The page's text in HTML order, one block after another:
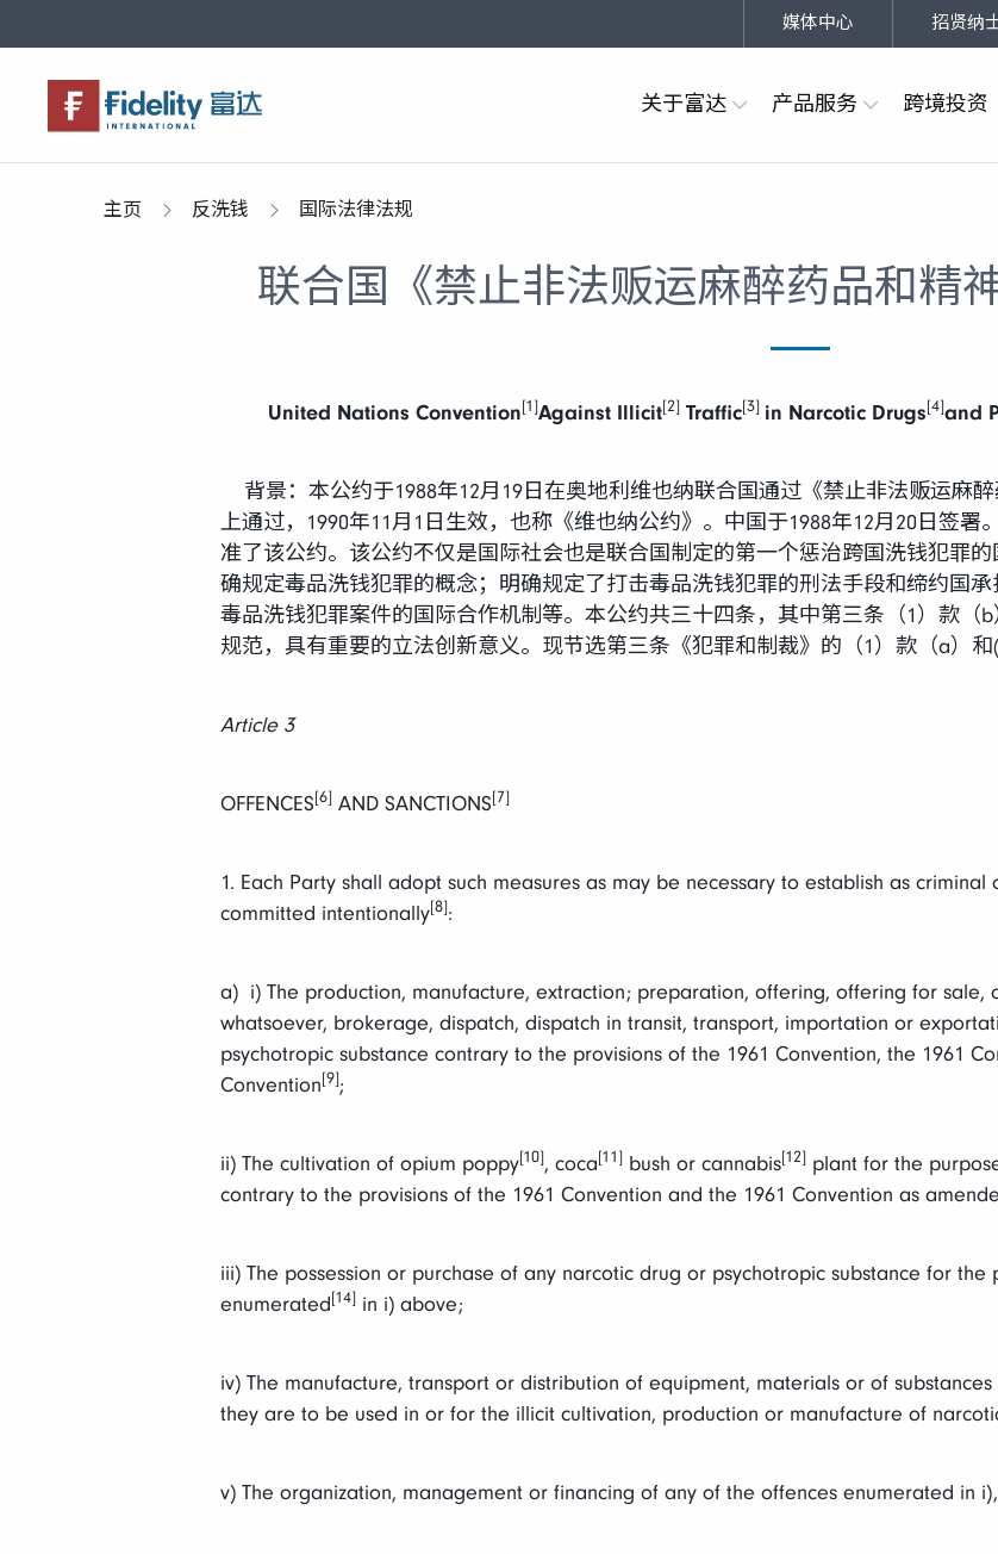
媒体中心 招贤纳
关于富达
关于富达
产品服务
产品服务
跨境投资
市场观点
富达课堂
养老专区
主页 反洗钱 国际法律法规
联合国《禁止非法贩运麻醉药品和精
United Nations Convention[1]Against Illicit[2]Traffic[3] in Narcotic Drugs[4]and
背景：本公约于1988年12月19日在奥地利维也纳联合国通过《禁止非法贩运麻
上通过，1990年11月1日生效，也称《维也纳公约》。中国于1988年12月20日签署
准了该公约。该公约不仅是国际社会也是联合国制定的第一个惩治跨国洗钱犯罪
确规定毒品洗钱犯罪的概念；明确规定了打击毒品洗钱犯罪的刑法手段和缔约国
毒品洗钱犯罪案件的国际合作机制等。本公约共三十四条，其中第三条（1）款（
规范，具有重要的立法创新意义。现节选第三条《犯罪和制裁》的（1）款（a）和
Article 3
OFFENCES[6]AND SANCTIONS[7]
1. Each Party shall adopt such measures as may be necessary to establish as
committed intentionally[8]:
a) i) The production, manufacture, extraction; preparation, offering, offering for sale,
whatsoever, brokerage, dispatch, dispatch in transit, transport, importation or
psychotropic substance contrary to the provisions of the 1961 Convention, the 1961
Convention[9];
ii) The cultivation of opium poppy[10], coca[11]bush or cannabis[12]plant for the
contrary to the provisions of the 1961 Convention and the 1961 Convention as
iii) The possession or purchase of any narcotic drug or psychotropic substance for
enumerated[14]in i) above;
iv) The manufacture, transport or distribution of equipment, materials or of
they are to be used in or for the illicit cultivation, production or manufacture of
v) The organization, management or financing of any of the offences enumerated in